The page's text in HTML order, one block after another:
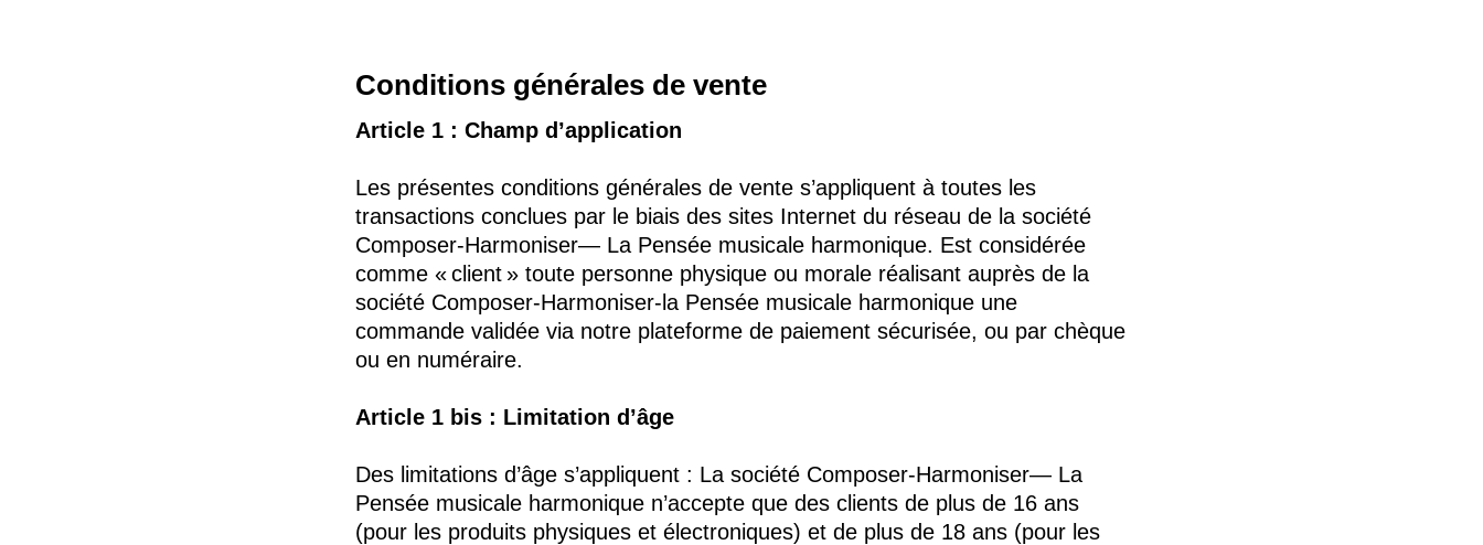
Conditions générales de vente
Article 1 : Champ d’application
Les présentes conditions générales de vente s’appliquent à toutes les
transactions conclues par le biais des sites Internet du réseau de la société
Composer-Harmoniser— La Pensée musicale harmonique. Est considérée
comme « client » toute personne physique ou morale réalisant auprès de la
société Composer-Harmoniser-la Pensée musicale harmonique une
commande validée via notre plateforme de paiement sécurisée, ou par chèque
ou en numéraire.
Article 1 bis : Limitation d’âge
Des limitations d’âge s’appliquent : La société Composer-Harmoniser— La
Pensée musicale harmonique n’accepte que des clients de plus de 16 ans
(pour les produits physiques et électroniques) et de plus de 18 ans (pour les